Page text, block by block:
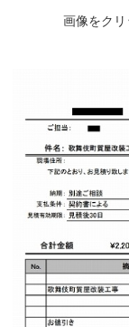
画像をクリ